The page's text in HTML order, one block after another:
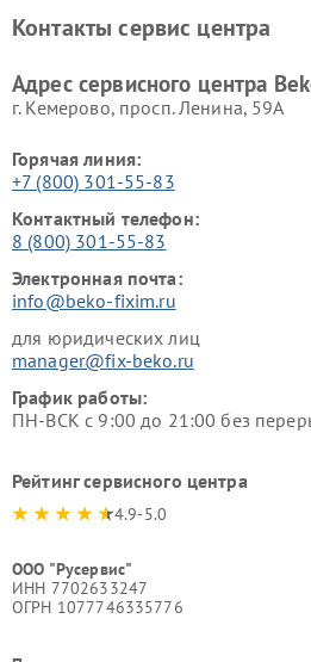
Ремонт холодильников Beko
Контакты сервис центра
Адрес сервисного центра
г. Кемерово, просп. Ленина, 59А
Горячая линия:
+7 (800) 301-55-83
Контактный телефон:
8 (800) 301-55-83
Электронная почта:
info@beko-fixim.ru
для юридических лиц
manager@fix-beko.ru
График работы:
ПН-ВСК с 9:00 до 21:00 без
Рейтинг сервисного центра
4.9-5.0
ООО "Русервис"
ИНН 7702633247
ОГРН 1077746335776